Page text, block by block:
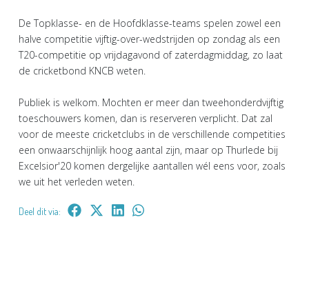
De Topklasse- en de Hoofdklasse-teams spelen zowel een
halve competitie vijftig-over-wedstrijden op zondag als een
T20-competitie op vrijdagavond of zaterdagmiddag, zo laat
de cricketbond KNCB weten.
Publiek is welkom. Mochten er meer dan tweehonderdvijftig
toeschouwers komen, dan is reserveren verplicht. Dat zal
voor de meeste cricketclubs in de verschillende competities
een onwaarschijnlijk hoog aantal zijn, maar op Thurlede bij
Excelsior'20 komen dergelijke aantallen wél eens voor, zoals
we uit het verleden weten.
Deel dit via: